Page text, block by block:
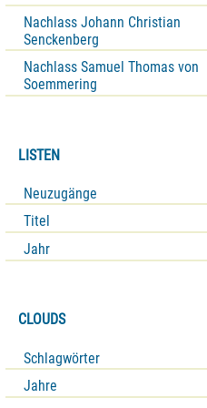
Nachlass Johann Christian
Senckenberg
Nachlass Samuel Thomas von
Soemmering
LISTEN
Neuzugänge
Titel
Jahr
CLOUDS
Schlagwörter
Jahre